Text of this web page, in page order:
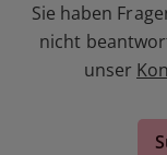
Sie haben
nicht
unser